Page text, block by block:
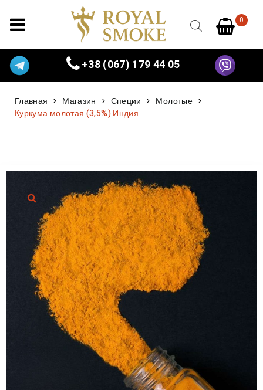
0
+38 (067) 179 44 05
Главная Магазин Специи
Молотые
Куркума молотая (3,5%) Индия